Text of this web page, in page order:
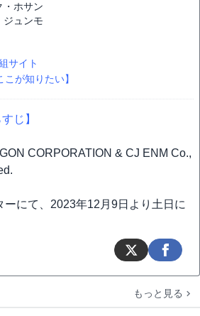
・ホサン
ジュンモ
サイト
こが知りたい】
じ】
CORPORATION & CJ ENM Co.,
ーにて、2023年12月9日より土日に
もっと見る